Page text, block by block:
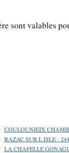
sont valables
COULOUNIEIX
RAZAC SUR L ISLE -
LA CHAPELLE